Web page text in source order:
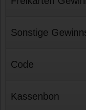
Sonstige
Code
Kassenbon